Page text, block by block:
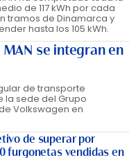
de 117 kWh por cada
tramos de Dinamarca y
hasta los 105 kWh.
se integran en
de transporte
sede del Grupo
Volkswagen en
de superar por
furgonetas vendidas en